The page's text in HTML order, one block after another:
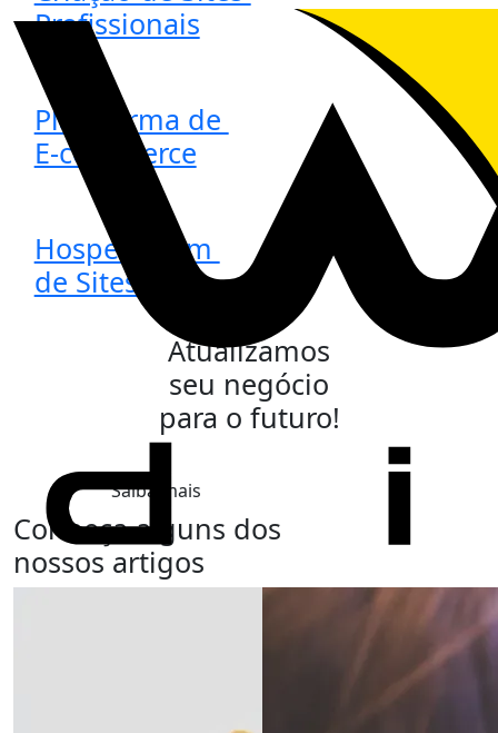
Profissionais
Plataforma de
E-commerce
Hospedagem
de Sites
Atualizamos
seu negócio
para o futuro!
Saiba mais
Conheça alguns dos
nossos artigos